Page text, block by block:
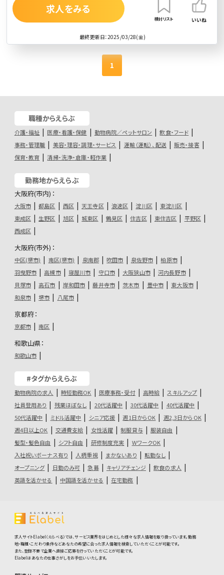
最終更新日：2025/03/28(金)
求人をみる
検討リスト いいね
1
職種からえらぶ
介護・福祉 医療・看護・保健 動物病院／ペットサロン
飲食・フード
事務・管理職
美容・理容・調理・サービス 運輸（運転）、配送
販売・接客
保育・教育
清掃・洗浄・倉庫・軽作業
勤務地からえらぶ
大阪府(市内)：
大阪市 都島区 西区 天王寺区 浪速区 淀川区
東淀川区
東成区
生野区 旭区 城東区 鶴見区 住吉区 東住吉区
平野区
西成区
大阪府(市外)：
中区(堺市) 南区(堺市) 泉南郡 吹田市 泉佐野市
柏原市
羽曳野市
高槻市 寝屋川市 守口市 大阪狭山市
河内長野市
貝塚市
高石市 岸和田市 藤井寺市 茨木市 豊中市
東大阪市
和泉市
堺市 八尾市
京都府：
京都市 南区
和歌山県：
和歌山市
#タグからえらぶ
動物病院の求人 時短勤務OK 医療事務・受付 高時給
スキルアップ
社員登用あり
残業ほぼなし 20代活躍中 30代活躍中
40代活躍中
50代活躍中
ミドル活躍中 シニア応援 週1日からOK
週2,3日からOK
週4日以上OK
交通費支給 女性活躍 制服貸与
服装自由
髪型・髪色自由
シフト自由 研修制度充実
WワークOK
入社祝いボーナス有り
人柄重視 まかないあり
転勤なし
オープニング
日勤のみ可 急募 キャリアチェンジ
飲食の求人
英語を活かせる
中国語を活かせる 在宅勤務
求人サイトElabel（えらべる）では、サービス業界をはじめとした様々な求人情報を取り扱っています。勤務
地・職種・こだわり条件などあなたの希望に合った求人情報を検索していただくことが可能です。
また、登録不要で企業へ直接ご応募を行っていただくことが可能です。
Elabelはあなたの仕事さがしをお手伝いいたします。